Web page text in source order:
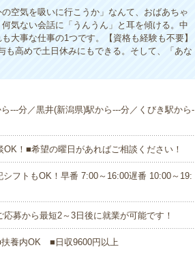
空気を吸いに行こうか」なんて、おばあちゃ
気ない会話に「うんうん」と耳を傾ける。中
大事な仕事の1つです。【資格も経験も不要】
高めで土日休みにもできる。そして、「あな
---分／黒井(新潟県)駅から---分／くびき駅から-
！■希望の曜日があればご相談ください！
フトもOK！早番 7:00～16:00遅番 10:00～19:
募から最短2～3日後に就業が可能です！
養内OK ■日収9600円以上